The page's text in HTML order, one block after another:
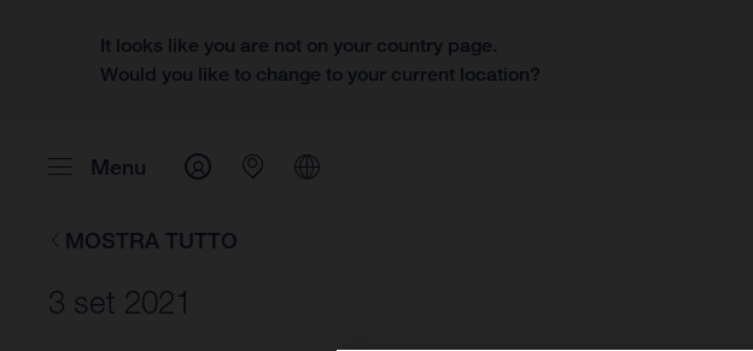
It looks like you are not on your country page.
Would you like to change to your current location?
Menu
MOSTRA TUTTO
3 set 2021